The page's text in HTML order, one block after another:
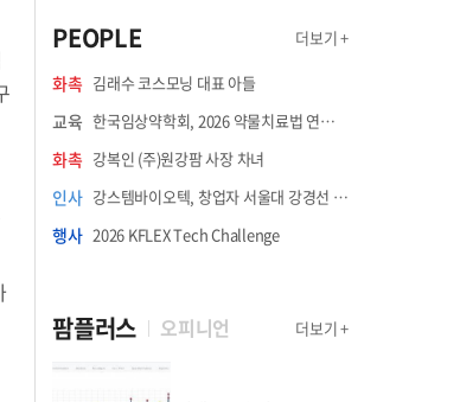
PEOPLE 더보기 +
화촉 김래수 코스모닝 대표 아들
교육 한국임상약학회, 2026 약물치료법 연수강좌 8월 21일 개최
화촉 강복인 (주)원강팜 사장 차녀
인사 강스템바이오텍, 창업자 서울대 강경선 교수 최고과학책임자 선임
행사 2026 KFLEX Tech Challenge
팜플러스 오피니언 더보기 +